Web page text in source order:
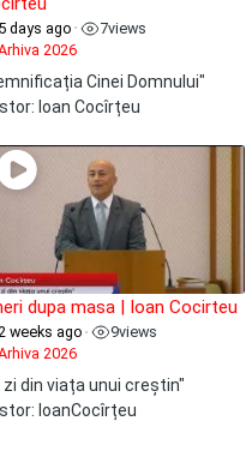
5 days ago • 7views
2026
Cinei Domnului"
Ioan Cocîrțeu
dupa masa | Ioan Cocirteu
weeks ago • 9views
2026
zi din viața unui creștin"
IoanCocîrțeu